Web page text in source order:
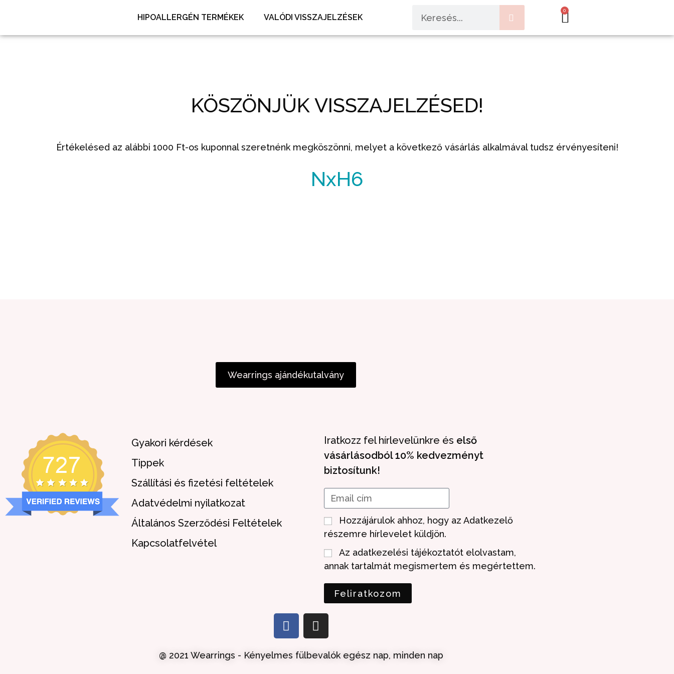
HIPOALLERGÉN TERMÉKEK VALÓDI VISSZAJELZÉSEK
0
KÖSZÖNJÜK VISSZAJELZÉSED!
Értékelésed az alábbi 1000 Ft-os kuponnal szeretnénk megköszönni, melyet a következő vásárlás alkalmával tudsz érvényesíteni!
NxH6
Wearrings ajándékutalvány
Gyakori kérdések
Tippek
Szállítási és fizetési feltételek
Adatvédelmi nyilatkozat
Általános Szerződési Feltételek
Kapcsolatfelvétel
Iratkozz fel hírlevelünkre és első
vásárlásodból 10% kedvezményt
biztosítunk!
Hozzájárulok ahhoz, hogy az Adatkezelő
részemre hírlevelet küldjön.
Az adatkezelési tájékoztatót elolvastam,
annak tartalmát megismertem és megértettem.
Feliratkozom
@ 2021 Wearrings - Kényelmes fülbevalók egész nap, minden nap